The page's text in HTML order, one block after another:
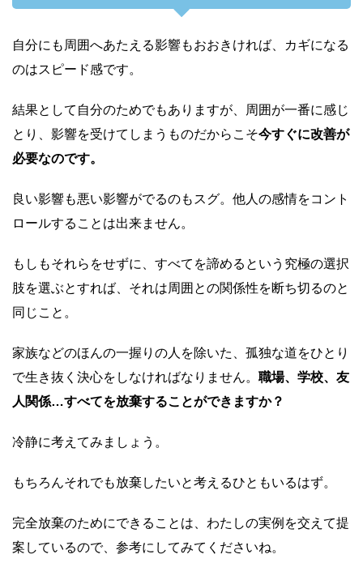
自分にも周囲へあたえる影響もおおきければ、カギになる
のはスピード感です。
結果として自分のためでもありますが、周囲が一番に感じ
とり、影響を受けてしまうものだからこそ今すぐに改善が
必要なのです。
良い影響も悪い影響がでるのもスグ。他人の感情をコント
ロールすることは出来ません。
もしもそれらをせずに、すべてを諦めるという究極の選択
肢を選ぶとすれば、それは周囲との関係性を断ち切るのと
同じこと。
家族などのほんの一握りの人を除いた、孤独な道をひとり
で生き抜く決心をしなければなりません。 職場、学校、友
人関係…すべてを放棄することができますか？
冷静に考えてみましょう。
もちろんそれでも放棄したいと考えるひともいるはず。
完全放棄のためにできることは、わたしの実例を交えて提
案しているので、参考にしてみてくださいね。